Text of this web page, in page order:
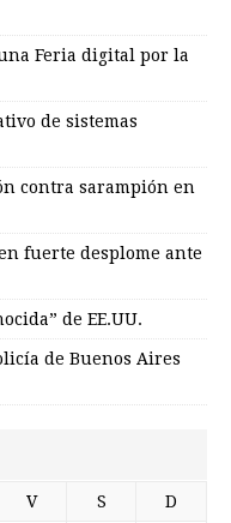
una Feria digital por la
de sistemas
contra sarampión en
fuerte desplome ante
de EE.UU.
de Buenos Aires
V S D